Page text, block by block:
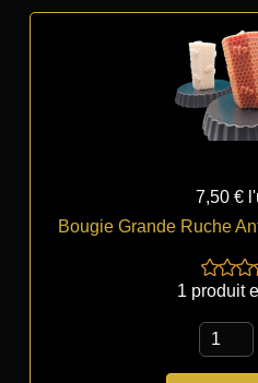
7,50 €
Bougie Grande Ruche
1 produit